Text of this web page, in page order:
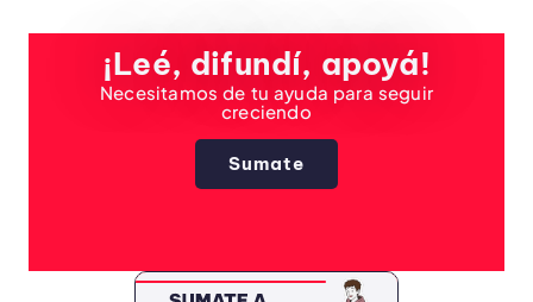
¡Leé, difundí, apoyá!
Necesitamos de tu ayuda para seguir
creciendo
Sumate